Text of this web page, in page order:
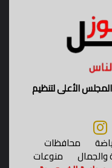
المجلس الأعلى لتنظيم
محافظات
والجمال منوعات